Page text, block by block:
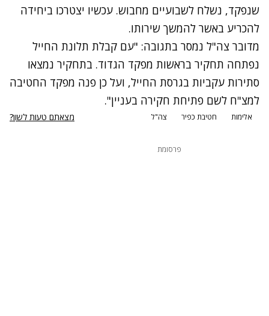
שנפקד, נשלח לשבועיים מחבוש. עכשיו יצטרכו ביחידה
להכריע באשר להמשך שירותו.
מדובר צה"ל נמסר בתגובה: "עם קבלת תלונת החייל
נפתחה תחקיר בראשות מפקד הגדוד. בתחקיר נמצאו
סתירות עקביות בגרסת החייל, ועל כן פנה מפקד החטיבה
למצ"ח לשם פתיחת חקירה בעניין".
אלימות חטיבת כפיר צה"ל מצאתם טעות לשון?
פרסומת